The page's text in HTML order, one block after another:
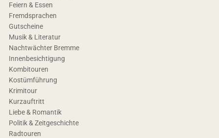
Feiern & Essen
Fremdsprachen
Gutscheine
Musik & Literatur
Nachtwächter Bremme
Innenbesichtigung
Kombitouren
Kostümführung
Krimitour
Kurzauftritt
Liebe & Romantik
Politik & Zeitgeschichte
Radtouren